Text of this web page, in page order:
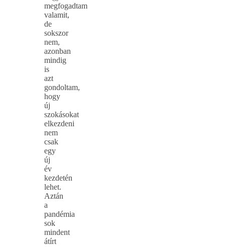
megfogadtam
valamit,
de
sokszor
nem,
azonban
mindig
is
azt
gondoltam,
hogy
új
szokásokat
elkezdeni
nem
csak
egy
új
év
kezdetén
lehet.
Aztán
a
pandémia
sok
mindent
átírt